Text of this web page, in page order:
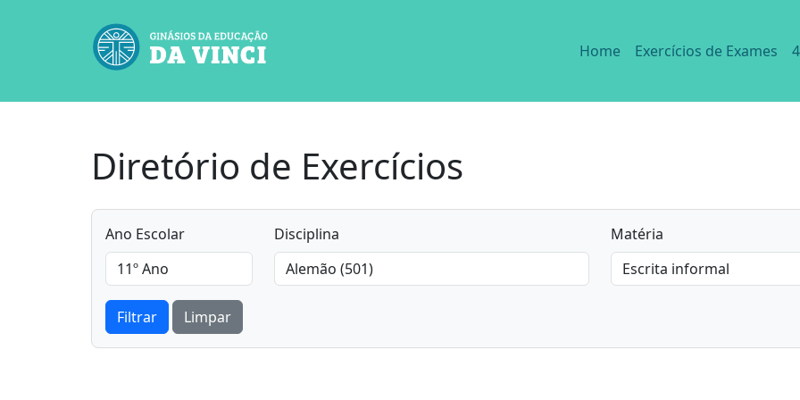
Home Exercícios de Exames
Diretório de Exercícios
Ano Escolar Disciplina Matéria
Filtrar Limpar